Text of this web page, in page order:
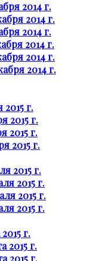
2014 г.
2014 г.
2014 г.
2014 г.
2014 г.
2014 г.
г.
2015 г.
2015 г.
2015 г.
2015 г.
2015 г.
2015 г.
2015 г.
г.
2015 г.
2015 г.